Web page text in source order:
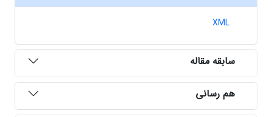
XML
سابقه مقاله
هم رسانی